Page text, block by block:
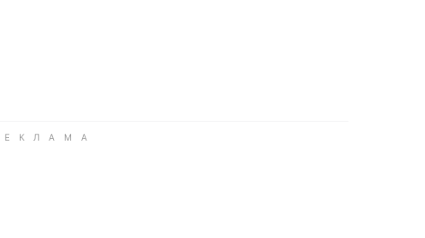
Whatsapp
в Messenger
в LinkedIn
news
Viber
в LinkedIn